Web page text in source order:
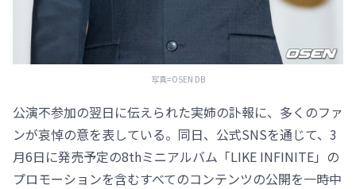
写真=OSEN DB
公演不参加の翌日に伝えられた実姉の訃報に、多くのファ
ンが哀悼の意を表している。同日、公式SNSを通じて、3
月6日に発売予定の8thミニアルバム「LIKE INFINITE」の
プロモーションを含むすべてのコンテンツの公開を一時中